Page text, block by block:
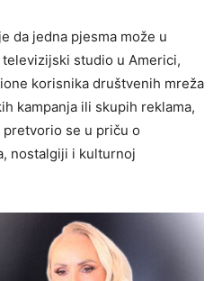
da jedna pjesma može u
studio u Americi,
korisnika društvenih mreža
kampanja ili skupih reklama,
se u priču o
nostalgiji i kulturnoj